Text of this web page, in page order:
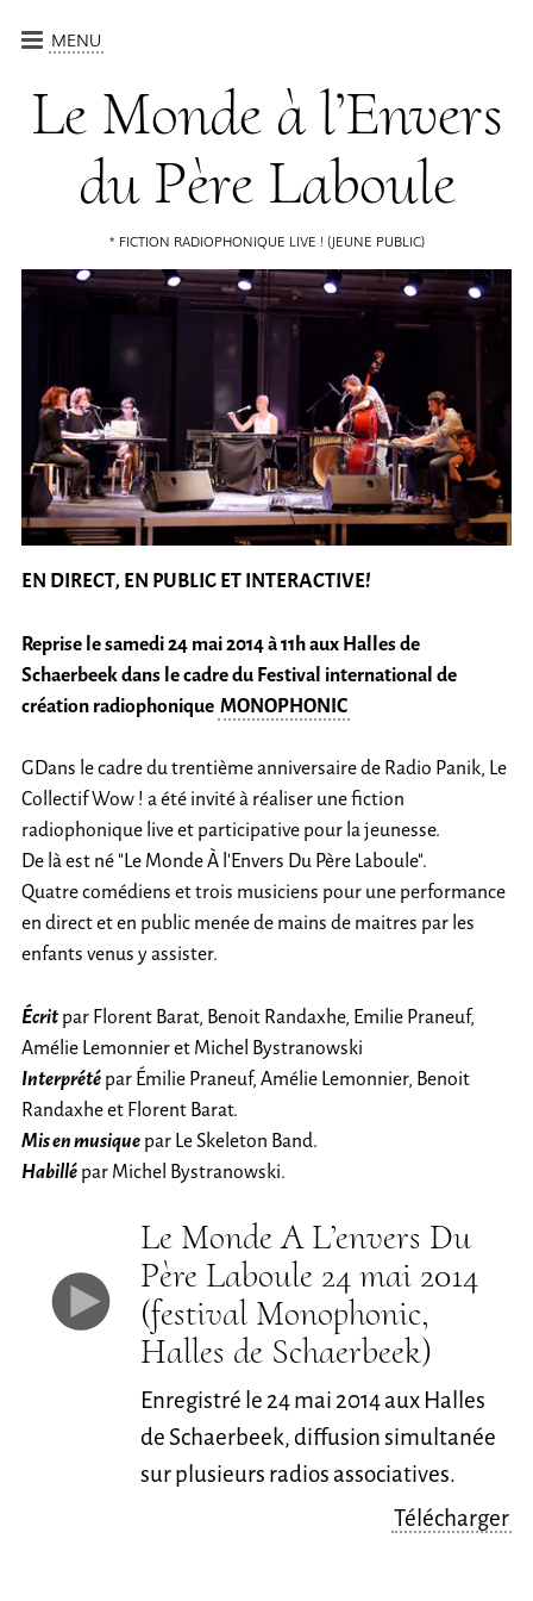
MENU
ATELIERS
QUI SOMMES-NOUS ?
CONTACT
Le Monde à l’Envers
du Père Laboule
FICTION RADIOPHONIQUE LIVE ! (JEUNE PUBLIC)
EN DIRECT, EN PUBLIC ET INTERACTIVE!
Reprise le samedi 24 mai 2014 à 11h aux Halles de
Schaerbeek dans le cadre du Festival international de
création radiophonique MONOPHONIC
GDans le cadre du trentième anniversaire de Radio Panik, Le
Collectif Wow ! a été invité à réaliser une fiction
radiophonique live et participative pour la jeunesse.
De là est né "Le Monde À l’Envers Du Père Laboule".
Quatre comédiens et trois musiciens pour une performance
en direct et en public menée de mains de maitres par les
enfants venus y assister.
Écritpar Florent Barat, Benoit Randaxhe, Emilie Praneuf,
Amélie Lemonnier et Michel Bystranowski
Interprétépar Émilie Praneuf, Amélie Lemonnier, Benoit
Randaxhe et Florent Barat.
Mis en musiquepar Le Skeleton Band.
Habillépar Michel Bystranowski.
Le Monde A L’envers Du
Père Laboule 24 mai 2014
(festival Monophonic,
Halles de Schaerbeek)
Enregistré le 24 mai 2014 aux Halles
de Schaerbeek, diffusion simultanée
sur plusieurs radios associatives.
Télécharger